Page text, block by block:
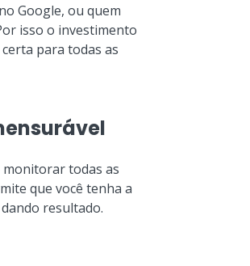
Google, ou quem
isso o investimento
para todas as
todas as
que você tenha a
resultado.